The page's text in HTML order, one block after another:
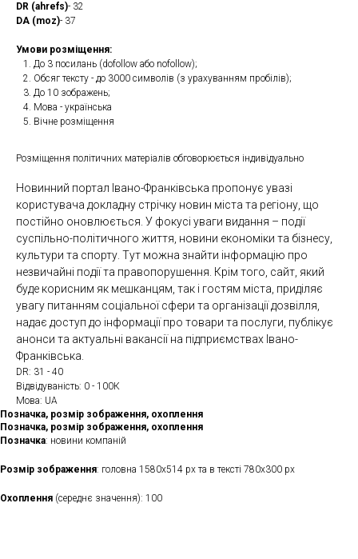
DR (ahrefs)- 32
DA (moz)- 37
Умови розміщення:
До 3 посилань (dofollow або nofollow);
Обсяг тексту - до 3000 символів (з урахуванням пробілів);
До 10 зображень;
Мова - українська
Вічне розміщення
Розміщення політичних матеріалів обговорюється індивідуально
Новинний портал Івано-Франківська пропонує увазі
користувача докладну стрічку новин міста та регіону, що
постійно оновлюється. У фокусі уваги видання – події
суспільно-політичного життя, новини економіки та бізнесу,
культури та спорту. Тут можна знайти інформацію про
незвичайні події та правопорушення. Крім того, сайт, який
буде корисним як мешканцям, так і гостям міста, приділяє
увагу питанням соціальної сфери та організації дозвілля,
надає доступ до інформації про товари та послуги, публікує
анонси та актуальні вакансії на підприємствах Івано-
Франківська.
DR: 31 - 40
Відвідуваність: 0 - 100К
Мова: UA
Позначка, розмір зображення, охоплення
Позначка, розмір зображення, охоплення
Позначка: новини компаній
Розмір зображення: головна 1580х514 рх та в тексті 780х300 рх
Охоплення (середнє значення): 100